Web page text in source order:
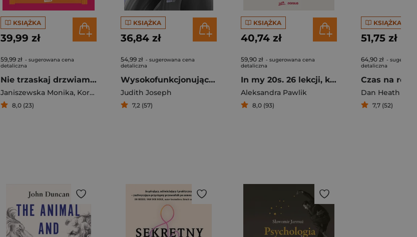
KSIĄŻKA
39,99 zł
59,99 zł - sugerowana cena
detaliczna
Nie trzaskaj drzwiami. Rozmowy, których pragną nastolatki, ale nigdy ci o tym nie powiedzą
Janiszewska Monika, Korolczuk Renata
8,0 (23)
KSIĄŻKA
36,84 zł
54,99 zł - sugerowana cena
detaliczna
Wysokofunkcjonująca depresja. 5 kroków ku zdrowiu
Judith Joseph
7,2 (57)
KSIĄŻKA
40,74 zł
59,90 zł - sugerowana cena
detaliczna
In my 20s. 26 lekcji, które dałabym młodszej sobie
Aleksandra Pawlik
8,0 (93)
KSIĄŻKA
51,75 zł
64,90 zł -
detaliczna
Dan Heath
7,7 (52)